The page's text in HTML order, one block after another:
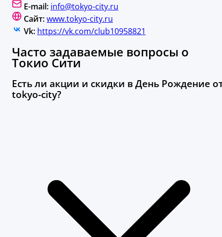
E-mail: info@tokyo-city.ru
Сайт:www.tokyo-city.ru
Vk: https://vk.com/club10958821
Часто задаваемые вопросы о
Токио Сити
Есть ли акции и скидки в День Рождение
tokyo-city?